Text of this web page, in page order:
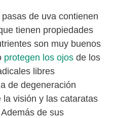
pasas de uva contienen
tienen propiedades
son muy buenos
protegen los ojos de los
libres
de degeneración
la visión y las cataratas
de sus